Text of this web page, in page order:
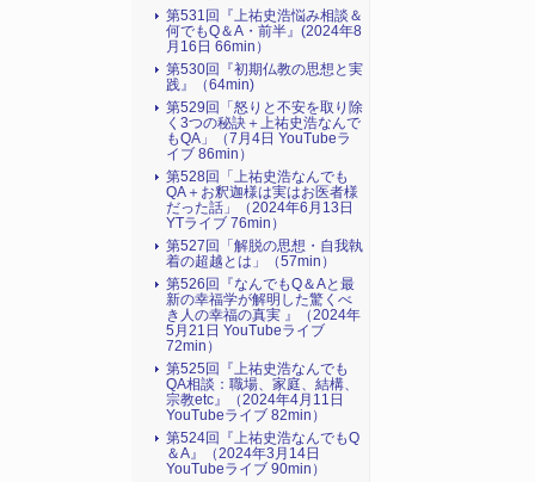
第531回『上祐史浩悩み相談＆
何でもQ＆A・前半』(2024年8
月16日 66min）
第530回『初期仏教の思想と実
践』（64min)
第529回「怒りと不安を取り除
く3つの秘訣＋上祐史浩なんで
もQA」（7月4日 YouTubeラ
イブ 86min）
第528回「上祐史浩なんでも
QA＋お釈迦様は実はお医者様
だった話」（2024年6月13日
YTライブ 76min）
第527回「解脱の思想・自我執
着の超越とは」（57min）
第526回『なんでもQ＆Aと最
新の幸福学が解明した驚くべ
き人の幸福の真実 』（2024年
5月21日 YouTubeライブ
72min）
第525回『上祐史浩なんでも
QA相談：職場、家庭、結構、
宗教etc』（2024年4月11日
YouTubeライブ 82min）
第524回『上祐史浩なんでもQ
＆A』（2024年3月14日
YouTubeライブ 90min）